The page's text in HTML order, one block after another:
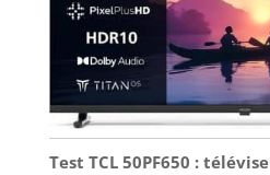
Test TCL 50PF650 :